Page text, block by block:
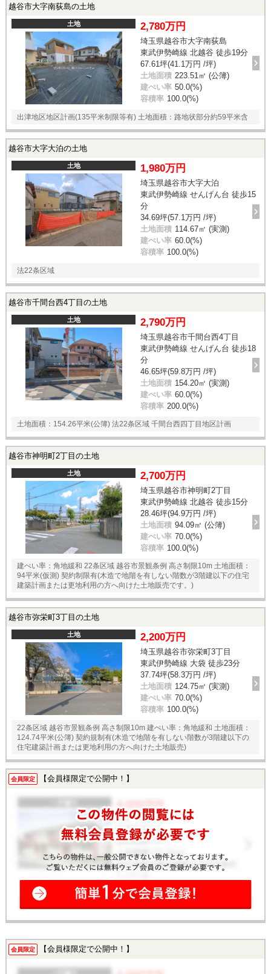
越谷市大字南荻島の土地
土地 2,780万円
埼玉県越谷市大字南荻島
東武伊勢崎線 北越谷 徒歩19分
67.61坪(41.1万円 /坪)
土地面積 223.51㎡ (公簿)
建ぺい率 50.0(%)
容積率 100.0(%)
出津地区地区計画(135平米制限等有) 土地面積：路地状部分約59平米含
越谷市大字大泊の土地
土地 1,980万円
埼玉県越谷市大字大泊
東武伊勢崎線 せんげん台 徒歩15
分
34.69坪(57.1万円 /坪)
土地面積 114.67㎡ (実測)
建ぺい率 60.0(%)
容積率 100.0(%)
法22条区域
越谷市千間台西4丁目の土地
土地 2,790万円
埼玉県越谷市千間台西4丁目
東武伊勢崎線 せんげん台 徒歩18
分
46.65坪(59.8万円 /坪)
土地面積 154.20㎡ (実測)
建ぺい率 60.0(%)
容積率 200.0(%)
土地面積：154.26平米(公簿) 法22条区域 千間台西四丁目地区計画
越谷市神明町2丁目の土地
土地 2,700万円
埼玉県越谷市神明町2丁目
東武伊勢崎線 北越谷 徒歩15分
28.46坪(94.9万円 /坪)
土地面積 94.09㎡ (公簿)
建ぺい率 70.0(%)
容積率 100.0(%)
建ぺい率：角地緩和 22条区域 越谷市景観条例 高さ制限10m 土地面積：
94平米(仮測) 契約制限有(木造で地階を有しない階数が3階建以下の住宅
建築計画または更地利用の方へ向けた土地販売です。)
越谷市弥栄町3丁目の土地
土地 2,200万円
埼玉県越谷市弥栄町3丁目
東武伊勢崎線 大袋 徒歩23分
37.74坪(58.3万円 /坪)
土地面積 124.75㎡ (実測)
建ぺい率 70.0(%)
容積率 100.0(%)
22条区域 越谷市景観条例 高さ制限10m 建ぺい率：角地緩和 土地面積：
124.74平米(公簿) 契約規制有(木造で地階を有しない階数が3階建以下の
住宅建築計画または更地利用の方へ向けた土地販売)
会員限定 【会員様限定で公開中！】
会員限定 【会員様限定で公開中！】